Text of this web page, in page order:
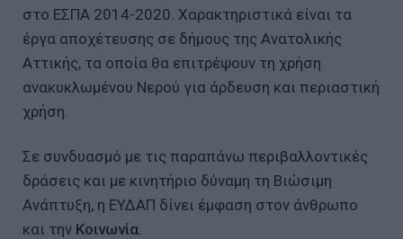
στο ΕΣΠΑ 2014-2020. Χαρακτηριστικά είναι τα
έργα αποχέτευσης σε δήμους της Ανατολικής
Αττικής, τα οποία θα επιτρέψουν τη χρήση
ανακυκλωμένου Νερού για άρδευση και περιαστική
χρήση.
Σε συνδυασμό με τις παραπάνω περιβαλλοντικές
δράσεις και με κινητήριο δύναμη τη Βιώσιμη
Ανάπτυξη, η ΕΥΔΑΠ δίνει έμφαση στον άνθρωπο
και την Κοινωνία